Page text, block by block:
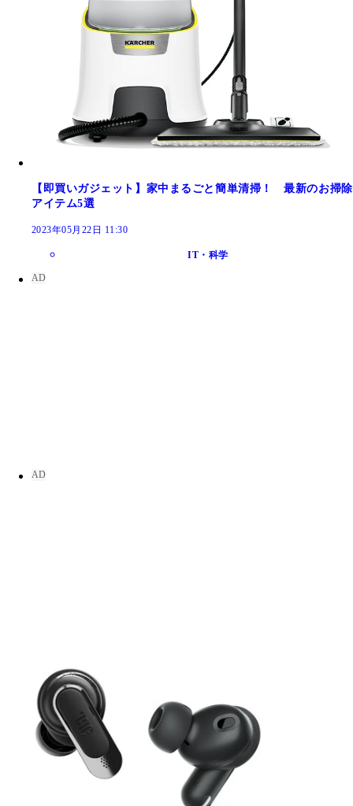
【即買いガジェット】家中まるごと簡単清掃！ 最新のお掃除
アイテム5選
2023年05月22日 11:30
IT・科学